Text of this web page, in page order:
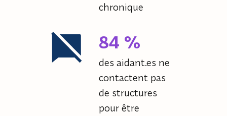
chronique
84 %
des aidant.es ne
contactent pas
de structures
pour être